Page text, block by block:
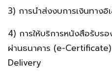
3) การนำส่งงบการเงินทาง
4) การให้บริการหนังสือรับร
ผ่านธนาคาร (e-
Delivery